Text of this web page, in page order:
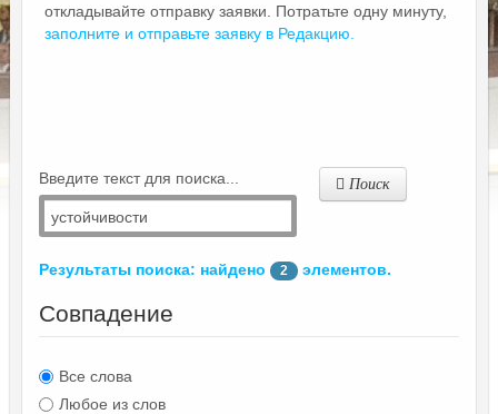
откладывайте отправку заявки. Потратьте одну минуту,
заполните и отправьте заявку в Редакцию.
Введите текст для поиска... Поиск
Результаты поиска: найдено 2 элементов.
Совпадение
Все слова
Любое из слов